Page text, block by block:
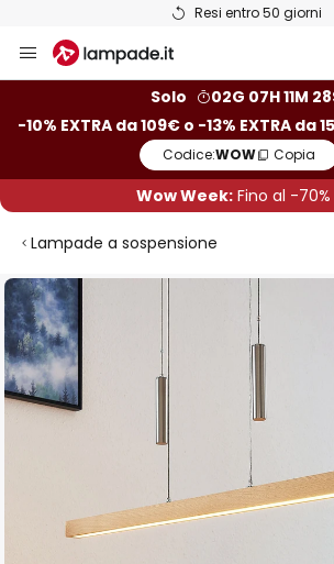
Resi entro 50 giorni
Salta
al
Solo
02G 07H 11M
-10% EXTRA da 109€ o -13% EXTRA da
Codice:WOW Copia
Wow Week: Fino al -70%
Lampade a sospensione
Vai
alla
fine
della
galleria